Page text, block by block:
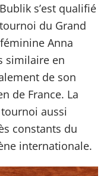
s’est qualifié
du Grand
Anna
similaire en
de son
de France. La
aussi
constants du
internationale.